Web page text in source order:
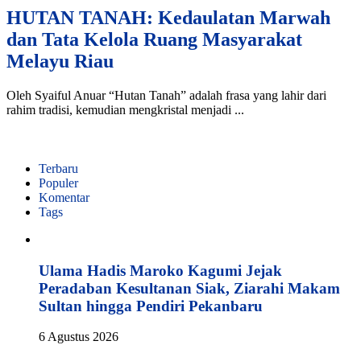
HUTAN TANAH: Kedaulatan Marwah
dan Tata Kelola Ruang Masyarakat
Melayu Riau
Oleh Syaiful Anuar “Hutan Tanah” adalah frasa yang lahir dari
rahim tradisi, kemudian mengkristal menjadi ...
Terbaru
Populer
Komentar
Tags
Ulama Hadis Maroko Kagumi Jejak
Peradaban Kesultanan Siak, Ziarahi Makam
Sultan hingga Pendiri Pekanbaru
6 Agustus 2026